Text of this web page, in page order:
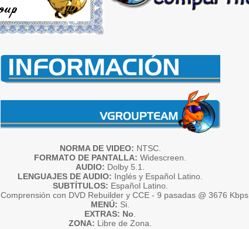
NORMA DE VIDEO: NTSC.
FORMATO DE PANTALLA: Widescreen.
AUDIO: Dolby 5.1.
LENGUAJES DE AUDIO: Inglés y Español Latino.
SUBTÍTULOS: Español Latino.
Comprensión con DVD Rebuilder y CCE - 9 pasadas @ 3676 Kbps.
MENÚ: Si.
EXTRAS: No
ZONA: Libre de Zona.